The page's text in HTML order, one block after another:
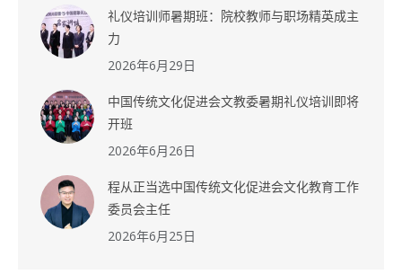
礼仪培训师暑期班：院校教师与职场精英成主
力
2026年6月29日
中国传统文化促进会文教委暑期礼仪培训即将
开班
2026年6月26日
程从正当选中国传统文化促进会文化教育工作
委员会主任
2026年6月25日